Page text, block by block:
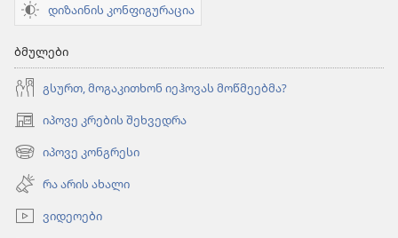
დიზაინის კონფიგურაცია
ბმულები
გსურთ, მოგაკითხონ იეჰოვას მოწმეებმა?
იპოვე კრების შეხვედრა
(გაიხსნება
ახალი
ფანჯარა)
იპოვე კონგრესი
(გაიხსნება
ახალი
ფანჯარა)
რა არის ახალი
ვიდეოები